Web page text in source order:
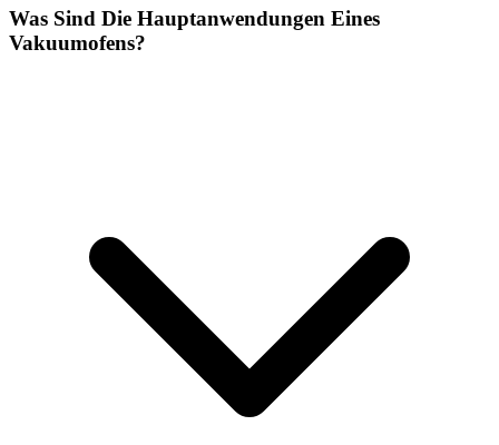
Was Sind Die Hauptanwendungen Eines
Vakuumofens?